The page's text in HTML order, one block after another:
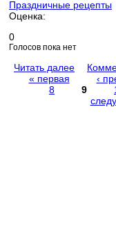
Праздничные рецепты
Оценка:
0
Голосов пока нет
Читать далее
Страницы
« первая ‹
8
9